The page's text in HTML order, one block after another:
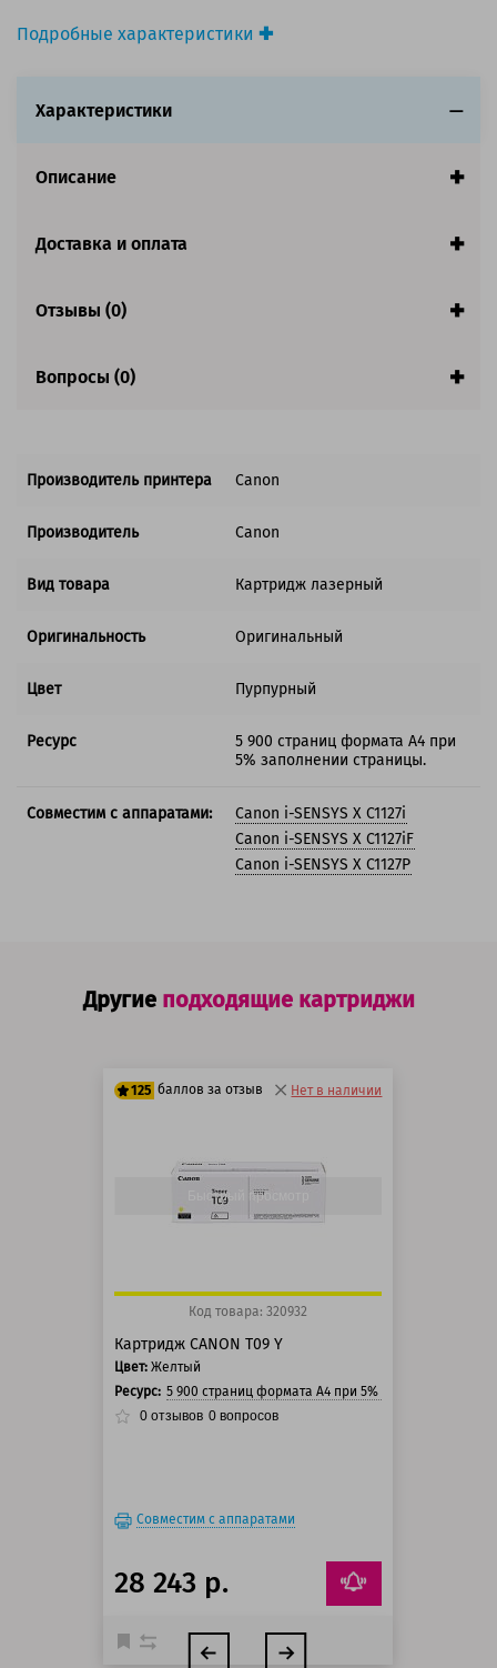
Подробные характеристики
Вид товара:Картридж лазерный
Ресурс:5 900 страниц формата A4 при 5%
Совместим с аппаратами
Характеристики
Описание
Доставка и оплата
Отзывы (0)
Вопросы (0)
Производитель принтера Canon
Производитель Canon
Вид товара Картридж лазерный
Оригинальность Оригинальный
Цвет Пурпурный
Ресурс
5 900 страниц формата A4 при
5% заполнении страницы.
Совместим с аппаратами:
Canon i-SENSYS X C1127i
Canon i-SENSYS X C1127iF
Canon i-SENSYS X C1127P
Другие подходящие картриджи
125 баллов за отзыв
125 баллов
Нет в наличии
Быстрый просмотр
Код товара: 320932
Картридж CANON T09 Y
Цвет: Желтый
Ресурс: 5 900 страниц формата A4 при 5% заполнении
0 отзывов 0 вопросов
Совместим с аппаратами
28 243 р.